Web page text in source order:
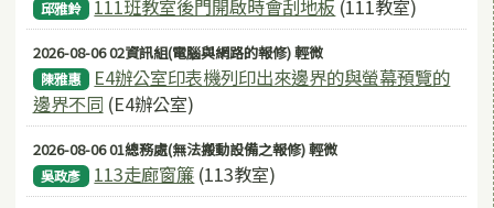
邱雅鈴 111班教室後門開啟時會刮地板 (111教室)
2026-08-06 02資訊組(電腦與網路的報修) 輕微
陳雅惠
E4辦公室印表機列印出來邊界的與螢幕預覽的
邊界不同 (E4辦公室)
2026-08-06 01總務處(無法搬動設備之報修) 輕微
吳政彥 113走廊窗簾 (113教室)